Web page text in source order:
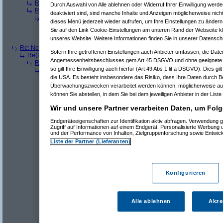
Re(3): Neue Auflösung: 5120x1600 (dizoam 11.07.2006, 13:58:27)
Re(3): Neue Auflösung: 5120x1600(Pervasiveam 11.07.2006,
Re(4): Neue Auflösung: 5120x1600
am 11.07.2006, 13:59:44)
Re(5): Neue Auflösung: 5120x1600 (teletham 11.07.2006,
Re(5): Neue Auflösung: 5120x1600( Pervasiveam 11.07.2006,
Re(5): Neue Auflösung: 5120x1600(dizoam 11.07.2006,
Re: Neue Auflösung: 5120x1600
Re(2): Neue Auflösung: 5120x1600(Pervasive am 11.07.2006,
Re(3): Neue Auflösung: 5120x1600(teletham 11.07.2006, 13:49:42)
Re(4): Neue Auflösung: 5120x1600(Pervasiveam 11.07.2006,
Re(5): Neue Auflösung: 5120x1600(dizo am 11.07.2006,
Re(6): Neue Auflösung: 5120x1600(Pervasiveam
Re(7): Neue Auflösung: 5120x1600(dizoam 11.07.2006,
Re(9): Neue Auflösung: 5120x1600(dizo
am
Re(11): Neue Auflösung: 5120x1600(dizoam
Re(12): Neue Auflösung: 5120x1600(phj
Re(13): Neue Auflösung: 5120x1600
Re(14): Neue Auflösung: 5120x1600
Re(15): Neue Auflösung: 5120x1600
Re(16): Neue Auflösung:
Re(17): Neue Auflösung:
Re(19): Neue
Re(5): Neue Auflösung: 5120x1600(teletham 11.07.2006,
Durch Auswahl von Alle ablehnen oder Widerruf Ihrer Einwilligung
deaktiviert sind, sind manche Inhalte und Anzeigen möglicherweise
dieses Menü jederzeit wieder aufrufen, um Ihre Einstellungen zu
Sie auf den Link Cookie-Einstellungen am unteren Rand der Webseite
unseres Website. Weitere Informationen finden Sie in unserer
Sofern Ihre getroffenen Einstellungen auch Anbieter umfassen, die
Angemessenheitsbeschlusses gem Art 45 DSGVO und ohne
so gilt Ihre Einwilligung auch hierfür (Art 49 Abs 1 lit a DSGVO). Dies
die USA. Es besteht insbesondere das Risiko, dass Ihre Daten durch
Überwachungszwecken verarbeitet werden können, möglicherweise
können Sie abstellen, in dem Sie bei dem jeweiligen Anbieter in der
Wir und unsere Partner verarbeiten Daten, um
Endgeräteeigenschaften zur Identifikation aktiv abfragen. Verwendung
Zugriff auf Informationen auf einem Endgerät. Personalisierte Werbung
und der Performance von Inhalten, Zielgruppenforschung sowie
Liste der Partner (Lieferanten)
Konfigurieren
Alle ablehnen